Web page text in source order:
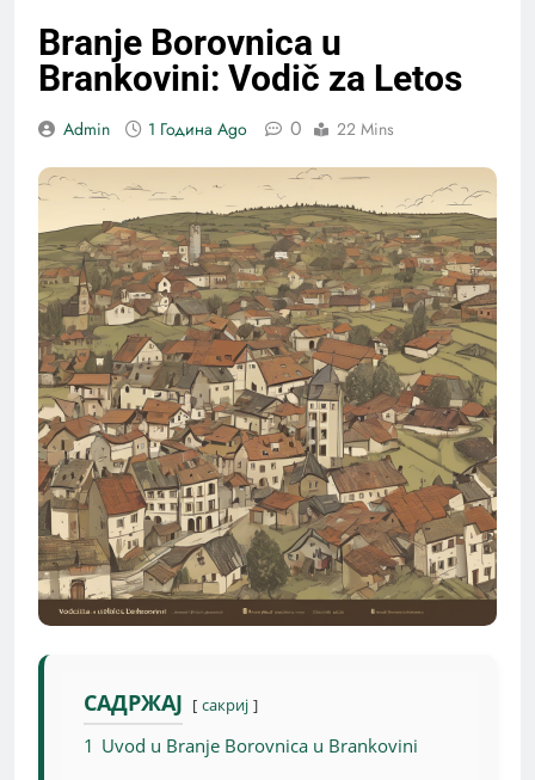
Branje Borovnica u
Brankovini: Vodič za Letos
Admin 1 Година Ago 0 22 Mins
САДРЖАЈ сакриј
1 Uvod u Branje Borovnica u Brankovini